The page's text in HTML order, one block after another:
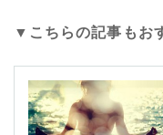
▼こちらの記事もお